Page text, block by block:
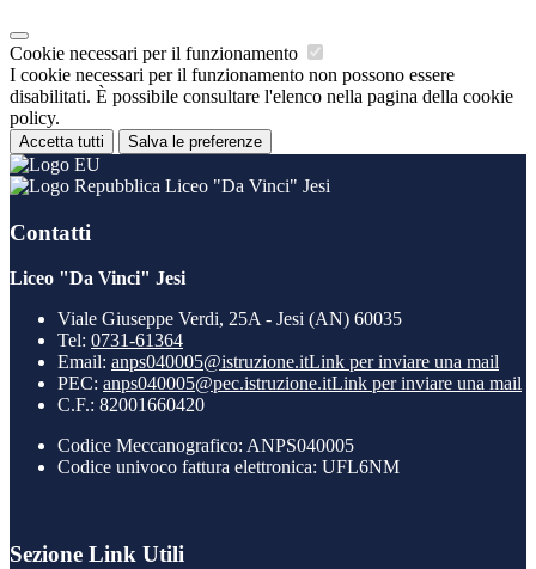
Cookie necessari per il funzionamento
I cookie necessari per il funzionamento non possono essere
disabilitati. È possibile consultare l'elenco nella pagina della cookie
policy.
Accetta tutti Salva le preferenze
Liceo "Da Vinci" Jesi
Contatti
Liceo "Da Vinci" Jesi
Viale Giuseppe Verdi, 25A - Jesi (AN) 60035
Tel: 0731-61364
Email: anps040005@istruzione.itLink per inviare una mail
PEC: anps040005@pec.istruzione.itLink per inviare una mail
C.F.: 82001660420
Codice Meccanografico: ANPS040005
Codice univoco fattura elettronica: UFL6NM
Sezione Link Utili